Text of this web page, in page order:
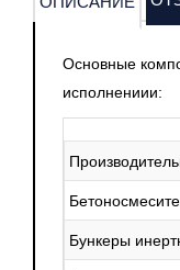
Основные
исполнениии:
Бункеры